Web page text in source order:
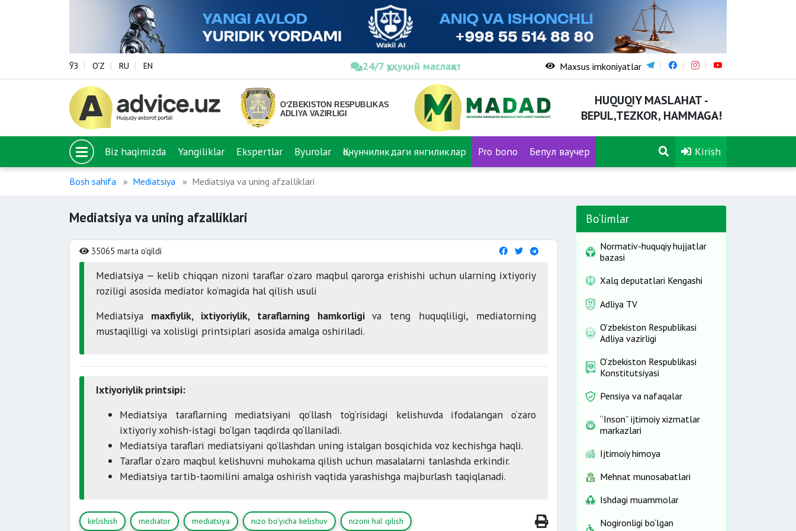
ЎЗ O‘Z RU EN 24/7 ҳуқуқий маслаҳат Maxsus imkoniyatlar
HUQUQIY MASLAHAT -
BEPUL,TEZKOR, HAMMAGA!
Biz haqimizda Yangiliklar Ekspertlar Byurolar Қонунчиликдаги янгиликлар Pro bono Бепул ваучер Kirish
Bosh sahifa Mediatsiya Mediatsiya va uning afzalliklari
Mediatsiya va uning afzalliklari
35065 marta o'qildi
Mediatsiya — kelib chiqqan nizoni taraflar o‘zaro maqbul qarorga erishishi uchun ularning ixtiyoriy
roziligi asosida mediator ko‘magida hal qilish usuli
Mediatsiya maxfiylik, ixtiyoriylik, taraflarning hamkorligiva teng huquqliligi, mediatorning
mustaqilligi va xolisligi printsiplari asosida amalga oshiriladi.
Ixtiyoriylik printsipi:
Mediatsiya taraflarning mediatsiyani qo‘llash to‘g‘risidagi kelishuvda ifodalangan o‘zaro
ixtiyoriy xohish-istagi bo‘lgan taqdirda qo‘llaniladi.
Mediatsiya taraflari mediatsiyani qo‘llashdan uning istalgan bosqichida voz kechishga haqli.
Taraflar o‘zaro maqbul kelishuvni muhokama qilish uchun masalalarni tanlashda erkindir.
Mediatsiya tartib-taomilini amalga oshirish vaqtida yarashishga majburlash taqiqlanadi.
kelishish mediator mediatsiya nizo bo‘yicha kelishuv nizoni hal qilish
Bo‘limlar
Normativ-huquqiy hujjatlar
bazasi
Xalq deputatlari Kengashi
Adliya TV
O'zbekiston Respublikasi
Adliya vazirligi
O‘zbekiston Respublikasi
Konstitutsiyasi
Pensiya va nafaqalar
“Inson” ijtimoiy xizmatlar
markazlari
Ijtimoiy himoya
Mehnat munosabatlari
Ishdagi muammolar
Nogironligi bo‘lgan